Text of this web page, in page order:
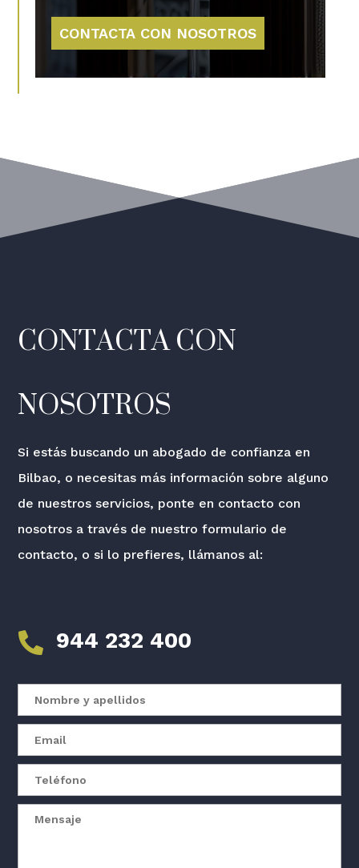
CONTACTA CON NOSOTROS
CONTACTA CON
NOSOTROS
Si estás buscando un abogado de confianza en
Bilbao, o necesitas más información sobre alguno
de nuestros servicios, ponte en contacto con
nosotros a través de nuestro formulario de
contacto, o si lo prefieres, llámanos al:
 944 232 400